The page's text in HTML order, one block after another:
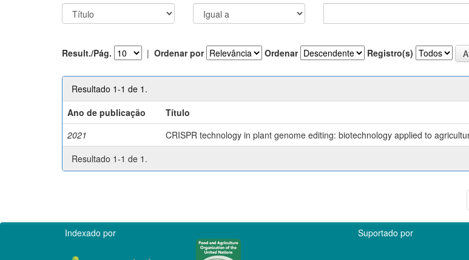
Result./Pág. | Ordenar por Ordenar Registro(s)
Resultado 1-1 de 1.
Ano de publicação
Título
2021
CRISPR technology in plant genome editing: biotechnology applied to
Resultado 1-1 de 1.
Indexado por Suportado por